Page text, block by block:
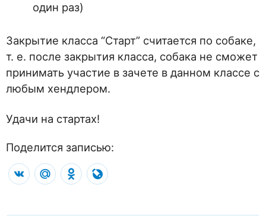
один раз)
Закрытие класса “Старт” считается по собаке,
т. е. после закрытия класса, собака не сможет
принимать участие в зачете в данном классе с
любым хендлером.
Удачи на стартах!
Поделится записью:
VK Mail.RuOdnoklassniki